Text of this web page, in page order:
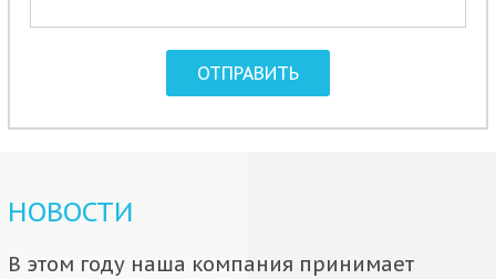
НОВОСТИ
В этом году наша компания принимает